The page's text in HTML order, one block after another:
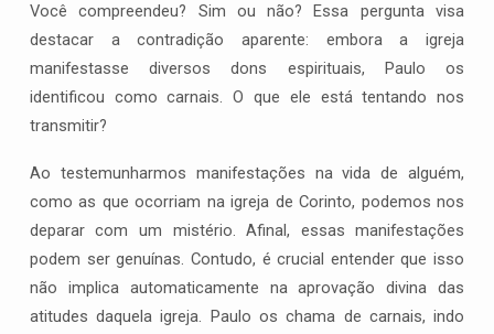
Você compreendeu? Sim ou não? Essa pergunta visa
destacar a contradição aparente: embora a igreja
manifestasse diversos dons espirituais, Paulo os
identificou como carnais. O que ele está tentando nos
transmitir?
Ao testemunharmos manifestações na vida de alguém,
como as que ocorriam na igreja de Corinto, podemos nos
deparar com um mistério. Afinal, essas manifestações
podem ser genuínas. Contudo, é crucial entender que isso
não implica automaticamente na aprovação divina das
atitudes daquela igreja. Paulo os chama de carnais, indo